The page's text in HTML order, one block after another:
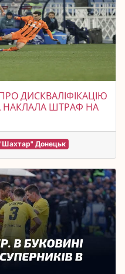
ДИСКВАЛІФІКАЦІЮ
НАКЛАЛА ШТРАФ НА
Донецьк